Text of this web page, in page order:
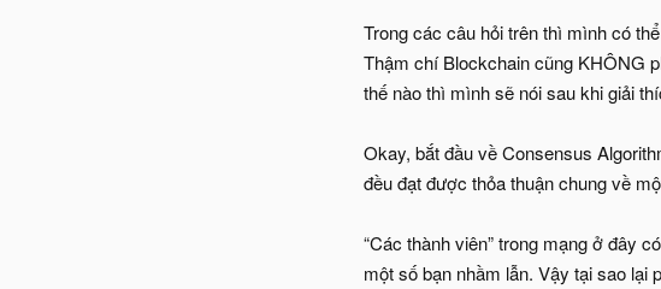
Trong các câu hỏi trên thì mình có
Thậm chí Blockchain cũng KHÔNG
thế nào thì mình sẽ nói sau khi giải
Okay, bắt đầu về Consensus
đều đạt được thỏa thuận chung về
“Các thành viên” trong mạng ở đây
một số bạn nhầm lẫn. Vậy tại sao lại